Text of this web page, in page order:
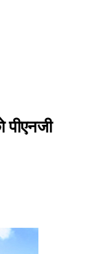
पीएनजी